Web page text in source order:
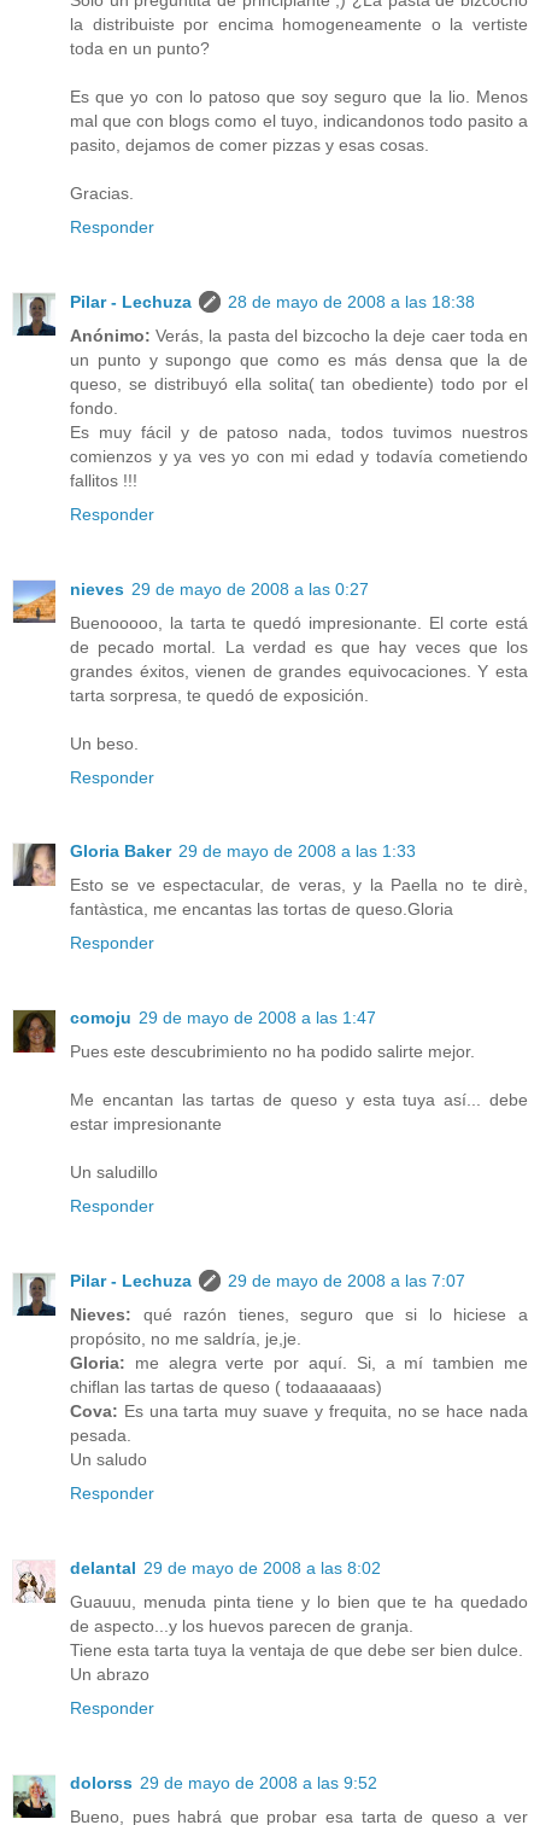
la distribuiste por encima homogeneamente o la vertiste
toda en un punto?
Es que yo con lo patoso que soy seguro que la lio. Menos
mal que con blogs como el tuyo, indicandonos todo pasito a
pasito, dejamos de comer pizzas y esas cosas.
Gracias.
Responder
Pilar - Lechuza
28 de mayo de 2008 a las 18:38
Anónimo: Verás, la pasta del bizcocho la deje caer toda en
un punto y supongo que como es más densa que la de
queso, se distribuyó ella solita( tan obediente) todo por el
fondo.
Es muy fácil y de patoso nada, todos tuvimos nuestros
comienzos y ya ves yo con mi edad y todavía cometiendo
fallitos !!!
Responder
nieves 29 de mayo de 2008 a las 0:27
Buenooooo, la tarta te quedó impresionante. El corte está
de pecado mortal. La verdad es que hay veces que los
grandes éxitos, vienen de grandes equivocaciones. Y esta
tarta sorpresa, te quedó de exposición.
Un beso.
Responder
Gloria Baker 29 de mayo de 2008 a las 1:33
Esto se ve espectacular, de veras, y la Paella no te dirè,
fantàstica, me encantas las tortas de queso.Gloria
Responder
comoju 29 de mayo de 2008 a las 1:47
Pues este descubrimiento no ha podido salirte mejor.
Me encantan las tartas de queso y esta tuya así... debe
estar impresionante
Un saludillo
Responder
Pilar - Lechuza
29 de mayo de 2008 a las 7:07
Nieves: qué razón tienes, seguro que si lo hiciese a
propósito, no me saldría, je,je.
Gloria: me alegra verte por aquí. Si, a mí tambien me
chiflan las tartas de queso ( todaaaaaas)
Cova: Es una tarta muy suave y frequita, no se hace nada
pesada.
Un saludo
Responder
delantal 29 de mayo de 2008 a las 8:02
Guauuu, menuda pinta tiene y lo bien que te ha quedado
de aspecto...y los huevos parecen de granja.
Tiene esta tarta tuya la ventaja de que debe ser bien dulce.
Un abrazo
Responder
dolorss 29 de mayo de 2008 a las 9:52
Bueno, pues habrá que probar esa tarta de queso a ver